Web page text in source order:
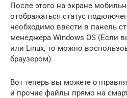
После этого на экране
отображаться статус
необходимо ввести в панель
менеджера Windows OS (Если
или Linux, то можно
браузером).
Вот теперь вы можете
и прочие файлы прямо на